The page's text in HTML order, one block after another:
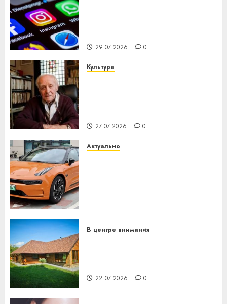
28.01.2020 0
29.07.2026 0
Культура
27.07.2026 0
Актуально
В центре внимания
22.07.2026 0